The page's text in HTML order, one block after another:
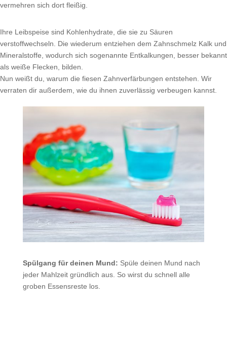
vermehren sich dort fleißig.
Ihre Leibspeise sind Kohlenhydrate, die sie zu Säuren
verstoffwechseln. Die wiederum entziehen dem Zahnschmelz Kalk und
Mineralstoffe, wodurch sich sogenannte Entkalkungen, besser bekannt
als weiße Flecken, bilden.
Nun weißt du, warum die fiesen Zahnverfärbungen entstehen. Wir
verraten dir außerdem, wie du ihnen zuverlässig verbeugen kannst.
Spülgang für deinen Mund: Spüle deinen Mund nach
jeder Mahlzeit gründlich aus. So wirst du schnell alle
groben Essensreste los.